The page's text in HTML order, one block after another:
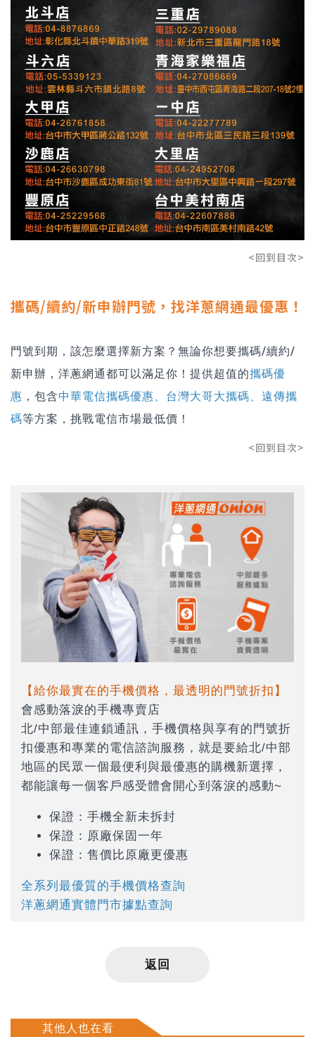
<回到目次>
攜碼/續約/新申辦門號，找洋蔥網通最優惠！
門號到期，該怎麼選擇新方案？無論你想要攜碼/續約/
新申辦，洋蔥網通都可以滿足你！提供超值的攜碼優
惠 ，包含中華電信攜碼優惠、 台灣大哥大攜碼、 遠傳攜
碼等方案，挑戰電信市場最低價！
<回到目次>
【給你最實在的手機價格，最透明的門號折扣】
會感動落淚的手機專賣店
北/中部最佳連鎖通訊，手機價格與享有的門號折
扣優惠和專業的電信諮詢服務，就是要給北/中部
地區的民眾一個最便利與最優惠的購機新選擇，
都能讓每一個客戶感受體會開心到落淚的感動~
保證：手機全新未拆封
保證：原廠保固一年
保證：售價比原廠更優惠
全系列最優質的手機價格查詢
洋蔥網通實體門市據點查詢
返回
其他人也在看